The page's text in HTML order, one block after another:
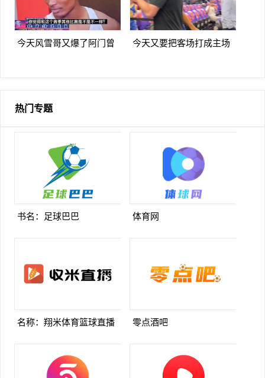
今天风雪哥又爆了阿门曾
我来防
今天又要把客场打成主场
欢迎
热门专题
书名：足球巴巴 体育网
名称：翔米体育篮球直播 零点酒吧